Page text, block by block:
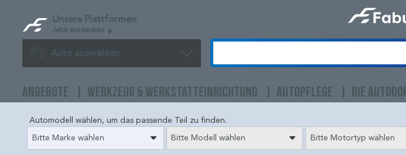
Unsere Plattformen
Jetzt entdecken
Auto auswählen
ANGEBOTE WERKZEUG & WERKSTATTEINRICHTUNG AUTOPFLEGE DIE
Automodell wählen, um das passende Teil zu finden.
Bitte Marke wählen
Bitte Modell wählen Bitte Motortyp wählen